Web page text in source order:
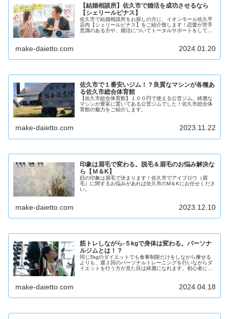
【結婚相談所】佐久市で婚活を成功させるなら
【シェリールピナス】
佐久市で結婚相談所をお探しの方に、イオンモール佐久平
店内【シェリールピナス】をご紹介致します！恋愛が苦手
意識のある方や、婚活についてトータルサポートをして欲
make-daietto.com 2024.01.20
佐久市で１番安いジム！？良質なマシンが各種あ
る佐久市総合体育館
【佐久市総合体育館】１００円で使える公営ジム。綺麗な
マシンが豊富に置いてある公営ジムでした！佐久市総合体
育館の魅力をご紹介します。
make-daietto.com 2023.11.22
印象は眉毛で変わる。脱毛＆眉毛のお悩み解決な
ら【Ｍ＆K】
顔の印象は眉毛で決まります！佐久市でアイブロウ（眉
毛）に関するお悩みがあれば佐久市のM＆Kにお任せくださ
い。
make-daietto.com 2023.12.10
筋トレしながら-５kgで身体は変わる。パーソナ
ルジムとは！？
同じ5kgのダイエットでも食事制限だけをしながら痩せる
よりも、週２回のパーソナルトレーニングを行いながらダ
イエットを行う方が見た目は綺麗になれます。初心者にこ
make-daietto.com 2024.04.18